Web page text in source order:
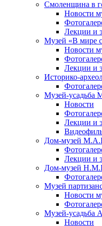
Смоленщина в
Новости
Лекции и
Музей «В мире
Новости
Лекции и
Историко-
Музей-усадьба
Новости
Лекции и
Дом-музей
Лекции и
Дом-музей
Музей
Новости
Музей-усадьба
Новости